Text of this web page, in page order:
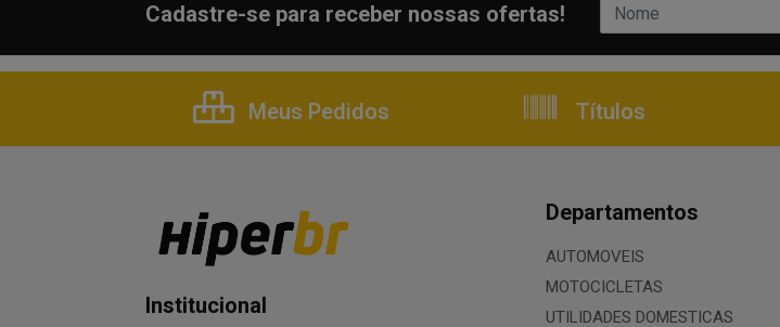
Cadastre-se para receber nossas ofertas!
Meus Pedidos Títulos
Institucional
Departamentos
AUTOMOVEIS
MOTOCICLETAS
UTILIDADES DOMESTICAS